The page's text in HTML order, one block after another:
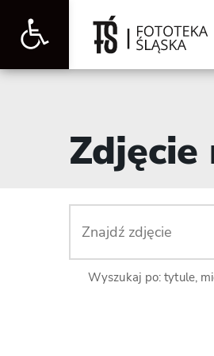
Otwórz
narzędzi
Wyszukaj po: tytule,